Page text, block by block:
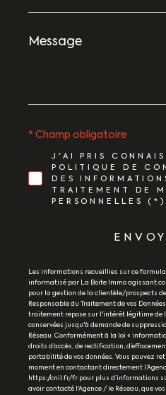
Message
*
J'AI PRIS
POLITIQUE DE
DES
TRAITEMENT DE
PERSONNELLES
* Champ obligatoire
Les informations recueillies sur ce
informatisé par La Boite Immo agissant
pour la gestion de la clientèle/prospects
Responsable du Traitement de vos
traitement repose sur l'intérêt légitime de
conservées jusqu'à demande de
Réseau. Conformément à la loi «
droits d’accès, de rectification,
portabilité de vos données. Vous pouvez
moment en contactant directement
https://cnil.fr/fr pour plus d’informations
avoir contacté l'Agence / le Réseau, que